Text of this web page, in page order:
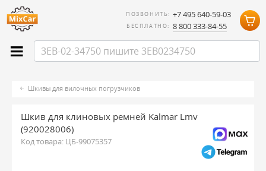
ПОЗВОНИТЬ: +7 495 640-59-03
БЕСПЛАТНО: 8 800 333-84-55
Шкивы для вилочных погрузчиков
Шкив для клиновых ремней Kalmar Lmv
(920028006)
Код товара: ЦБ-99075357